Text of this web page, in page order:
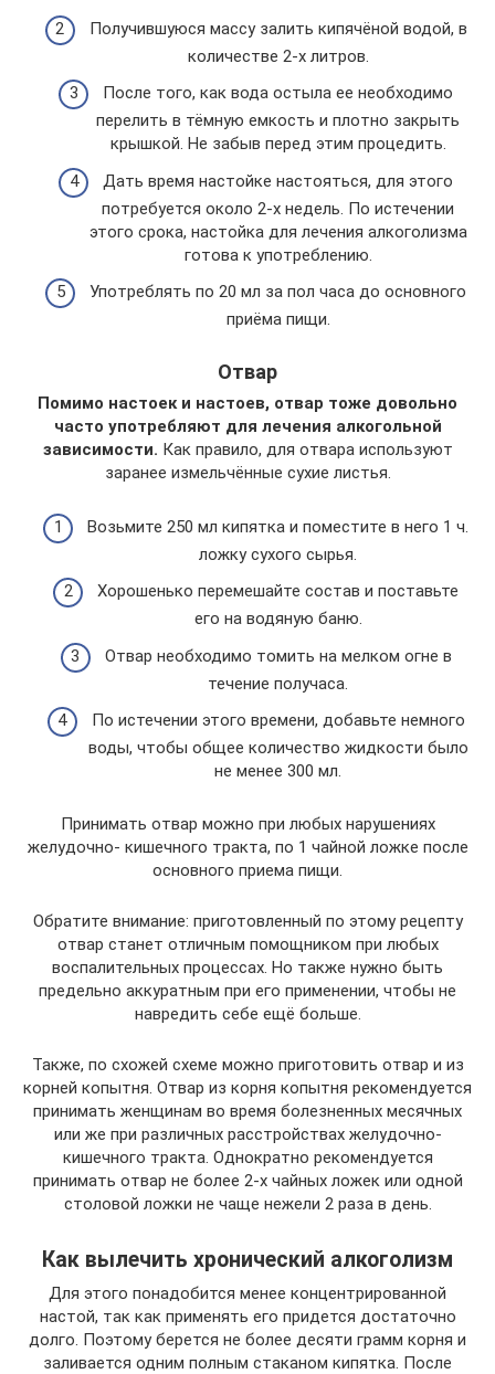
Получившуюся массу залить кипячёной водой, в
количестве 2-х литров.
После того, как вода остыла ее необходимо
перелить в тёмную емкость и плотно закрыть
крышкой. Не забыв перед этим процедить.
Дать время настойке настояться, для этого
потребуется около 2-х недель. По истечении
этого срока, настойка для лечения алкоголизма
готова к употреблению.
Употреблять по 20 мл за пол часа до основного
приёма пищи.
Отвар
Помимо настоек и настоев, отвар тоже довольно
часто употребляют для лечения алкогольной
зависимости. Как правило, для отвара используют
заранее измельчённые сухие листья.
Возьмите 250 мл кипятка и поместите в него 1 ч.
ложку сухого сырья.
Хорошенько перемешайте состав и поставьте
его на водяную баню.
Отвар необходимо томить на мелком огне в
течение получаса.
По истечении этого времени, добавьте немного
воды, чтобы общее количество жидкости было
не менее 300 мл.
Принимать отвар можно при любых нарушениях
желудочно- кишечного тракта, по 1 чайной ложке после
основного приема пищи.
Обратите внимание: приготовленный по этому рецепту
отвар станет отличным помощником при любых
воспалительных процессах. Но также нужно быть
предельно аккуратным при его применении, чтобы не
навредить себе ещё больше.
Также, по схожей схеме можно приготовить отвар и из
корней копытня. Отвар из корня копытня рекомендуется
принимать женщинам во время болезненных месячных
или же при различных расстройствах желудочно-
кишечного тракта. Однократно рекомендуется
принимать отвар не более 2-х чайных ложек или одной
столовой ложки не чаще нежели 2 раза в день.
Как вылечить хронический алкоголизм
Для этого понадобится менее концентрированной
настой, так как применять его придется достаточно
долго. Поэтому берется не более десяти грамм корня и
заливается одним полным стаканом кипятка. После